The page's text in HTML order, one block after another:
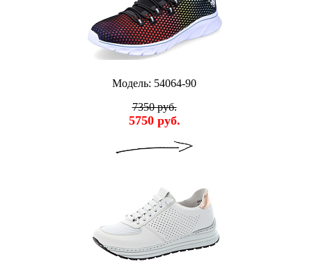
Модель: 54064-90
7350 руб.
5750 руб.